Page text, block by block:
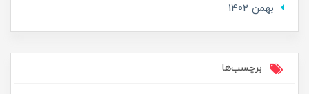
بهمن 1402
برچسب‌ها